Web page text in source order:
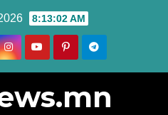
8:13:03 AM